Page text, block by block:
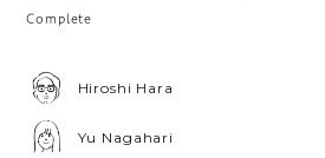
Complete
Hiroshi Hara
Yu Nagahari